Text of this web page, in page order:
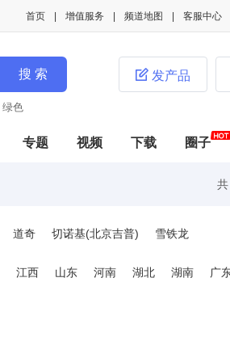
客服中心
频道地图
增值服务
首页
绿色
 发产品
专题 视频 下载 圈子
共
道奇 切诺基(北京吉普)
雪铁龙
江西 山东 河南 湖北 湖南 广